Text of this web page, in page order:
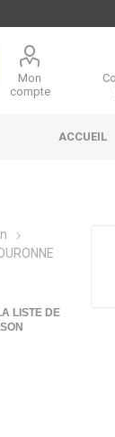
Mon
compte
ACCUEIL
LISTE DE